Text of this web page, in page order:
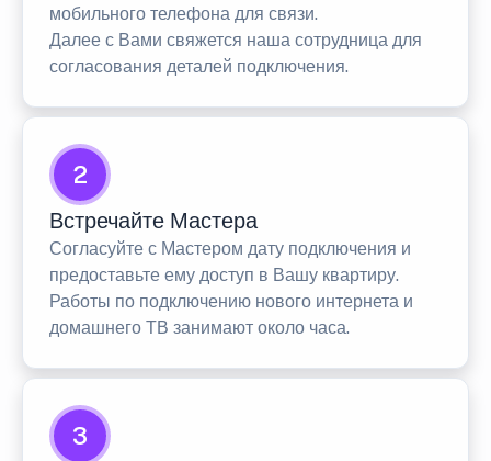
мобильного телефона для связи.
Далее с Вами свяжется наша сотрудница для
согласования деталей подключения.
2
Встречайте Мастера
Согласуйте с Мастером дату подключения и
предоставьте ему доступ в Вашу квартиру.
Работы по подключению нового интернета и
домашнего ТВ занимают около часа.
3